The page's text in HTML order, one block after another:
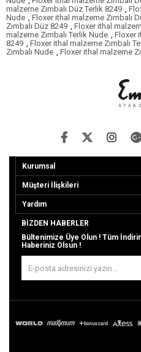
malzeme Zımbalı Düz Terlik 8249 ,
Nude , Floxer ithal malzeme Zımbalı
Zımbalı Düz 8249 , Floxer ithal
malzeme Zımbalı Terlik Nude , Floxer
8249 , Floxer ithal malzeme Zımbalı
Zımbalı Nude , Floxer ithal malzeme
Kurumsal
Müşteri İlişkileri
Yardım
BIZDEN HABERLER
Bültenimize Üye Olun ! Tüm
Haberiniz Olsun !